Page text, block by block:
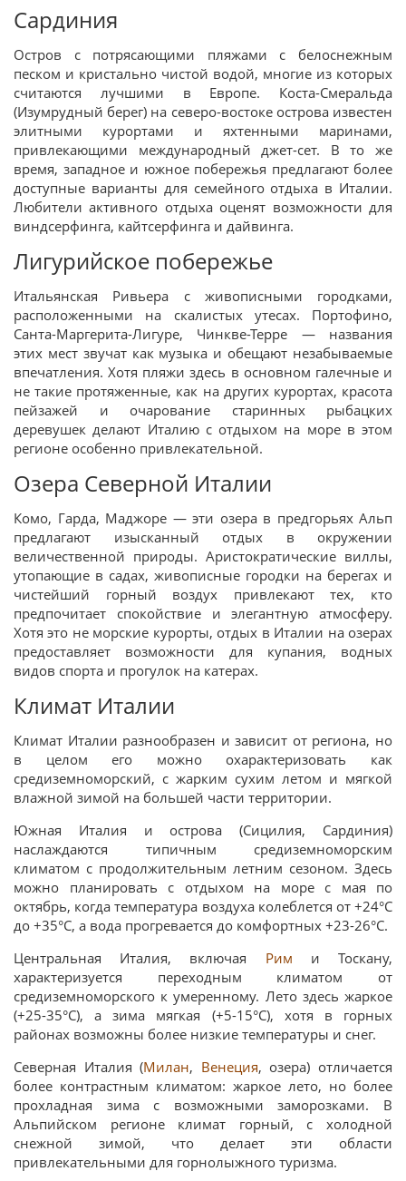
Сардиния
Остров с потрясающими пляжами с белоснежным
песком и кристально чистой водой, многие из которых
считаются лучшими в Европе. Коста-Смеральда
(Изумрудный берег) на северо-востоке острова известен
элитными курортами и яхтенными маринами,
привлекающими международный джет-сет. В то же
время, западное и южное побережья предлагают более
доступные варианты для семейного отдыха в Италии.
Любители активного отдыха оценят возможности для
виндсерфинга, кайтсерфинга и дайвинга.
Лигурийское побережье
Итальянская Ривьера с живописными городками,
расположенными на скалистых утесах. Портофино,
Санта-Маргерита-Лигуре, Чинкве-Терре — названия
этих мест звучат как музыка и обещают незабываемые
впечатления. Хотя пляжи здесь в основном галечные и
не такие протяженные, как на других курортах, красота
пейзажей и очарование старинных рыбацких
деревушек делают Италию с отдыхом на море в этом
регионе особенно привлекательной.
Озера Северной Италии
Комо, Гарда, Маджоре — эти озера в предгорьях Альп
предлагают изысканный отдых в окружении
величественной природы. Аристократические виллы,
утопающие в садах, живописные городки на берегах и
чистейший горный воздух привлекают тех, кто
предпочитает спокойствие и элегантную атмосферу.
Хотя это не морские курорты, отдых в Италии на озерах
предоставляет возможности для купания, водных
видов спорта и прогулок на катерах.
Климат Италии
Климат Италии разнообразен и зависит от региона, но
в целом его можно охарактеризовать как
средиземноморский, с жарким сухим летом и мягкой
влажной зимой на большей части территории.
Южная Италия и острова (Сицилия, Сардиния)
наслаждаются типичным средиземноморским
климатом с продолжительным летним сезоном. Здесь
можно планировать с отдыхом на море с мая по
октябрь, когда температура воздуха колеблется от +24°C
до +35°C, а вода прогревается до комфортных +23-26°C.
Центральная Италия, включая Рим и Тоскану,
характеризуется переходным климатом от
средиземноморского к умеренному. Лето здесь жаркое
(+25-35°C), а зима мягкая (+5-15°C), хотя в горных
районах возможны более низкие температуры и снег.
Северная Италия (Милан, Венеция, озера) отличается
более контрастным климатом: жаркое лето, но более
прохладная зима с возможными заморозками. В
Альпийском регионе климат горный, с холодной
снежной зимой, что делает эти области
привлекательными для горнолыжного туризма.